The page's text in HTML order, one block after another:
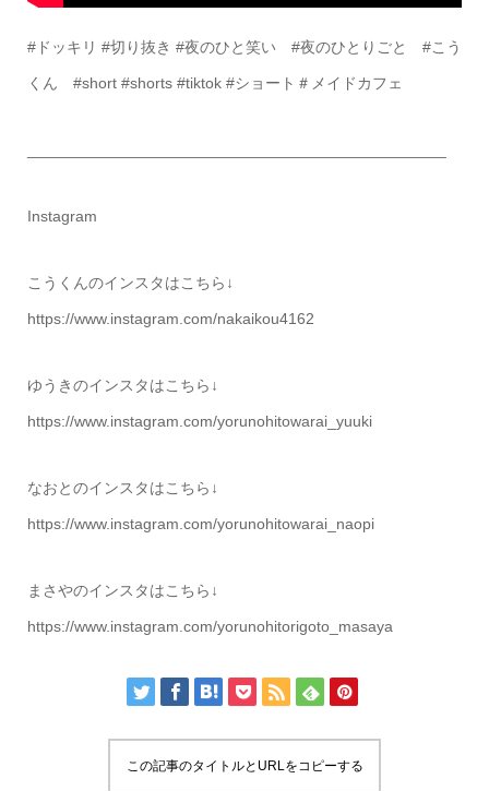
#ドッキリ #切り抜き #夜のひと笑い #夜のひとりごと #こう
くん #short #shorts #tiktok #ショート＃メイドカフェ
Instagram
こうくんのインスタはこちら↓
https://www.instagram.com/nakaikou4162
ゆうきのインスタはこちら↓
https://www.instagram.com/yorunohitowarai_yuuki
なおとのインスタはこちら↓
https://www.instagram.com/yorunohitowarai_naopi
まさやのインスタはこちら↓
https://www.instagram.com/yorunohitorigoto_masaya
この記事のタイトルとURLをコピーする